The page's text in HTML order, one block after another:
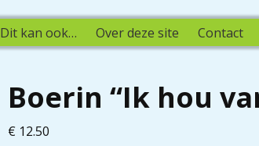
Dit kan ook… Over deze site
Contact
Boerin “Ik hou
€ 12.50